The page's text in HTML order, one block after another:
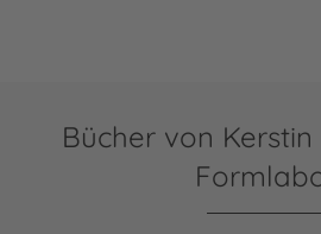
Bücher von